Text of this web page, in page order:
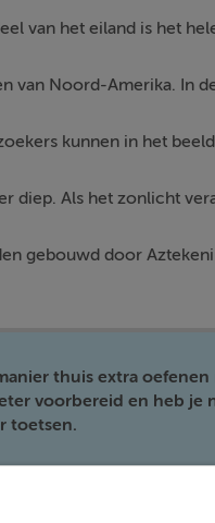
van het eiland is het
van Noord-Amerika. In
kunnen in het
diep. Als het zonlicht
gebouwd door
thuis extra oefenen
voorbereid en heb je
toetsen.